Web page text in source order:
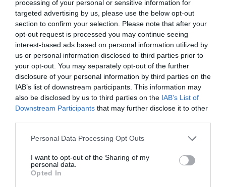
processing of your personal or sensitive information for
targeted advertising by us, please use the below opt-out
section to confirm your selection. Please note that after your
opt-out request is processed you may continue seeing
interest-based ads based on personal information utilized by
us or personal information disclosed to third parties prior to
your opt-out. You may separately opt-out of the further
disclosure of your personal information by third parties on the
IAB’s list of downstream participants. This information may
also be disclosed by us to third parties on the IAB’s List of
Downstream Participants that may further disclose it to other
Personal Data Processing Opt Outs
I want to opt-out of the Sharing of my
personal data.
Opted In
1 – Yannik Hinz ® ?
17 – Ben Kessens ® ?
20 – Leon Gabriel ® ?
2 – Lennard Peters ?
4 – Paul Ronge ?
6 – Joel Halek ?
8 – Eric Krämer